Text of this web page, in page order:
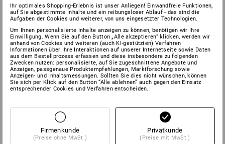
Ihr optimales Shopping-Erlebnis ist unser Anliegen! Einwandfreie Funktionen,
auf Sie abgestimmte Inhalte und ein reibungsloser Ablauf - das sind die
Aufgaben der Cookies und weiterer, von uns eingesetzter Technologien.
Um Ihnen personalisierte Inhalte anzeigen zu können, benötigen wir Ihre
Einwilligung. Wenn Sie auf den Button „Alle akzeptieren“ klicken, werden wir
anhand von Cookies und weiteren (auch KI-gestützten) Verfahren
Informationen über Ihre Interaktionen auf unserer Internetseite sowie Daten
aus dem Bestellprozess erfassen und diese insbesondere zu folgenden
Zwecken nutzen: personalisierte, auf Sie zugeschnittene Angebote und
Anzeigen, passgenaue Produktempfehlungen, Marktforschung sowie
Anzeigen- und Inhaltsmessungen. Sollten Sie dies nicht wünschen, können
Sie sich per Klick auf den Button “Alle ablehnen” auch gegen den Einsatz
entsprechender Cookies und Verfahren entscheiden.
Firmenkunde
(Preise ohne MwSt.)
Privatkunde
(Preise mit MwSt.)